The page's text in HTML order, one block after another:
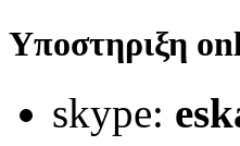
Υποστηριξη
skype: